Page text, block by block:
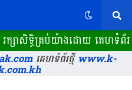
ាសិទ្ធិគ្រប់យ៉ាងដោយ គេហទំព័រ
គេហទំព័រថ្មីwww.k-